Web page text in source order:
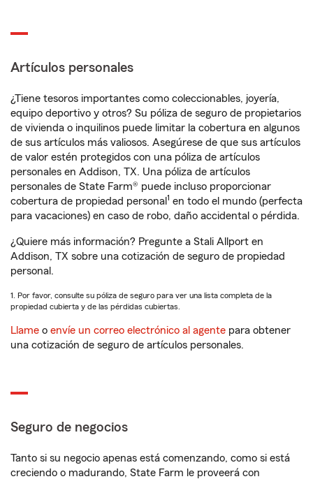
Artículos personales
¿Tiene tesoros importantes como coleccionables, joyería,
equipo deportivo y otros? Su póliza de seguro de propietarios
de vivienda o inquilinos puede limitar la cobertura en algunos
de sus artículos más valiosos. Asegúrese de que sus artículos
de valor estén protegidos con una póliza de artículos
personales en Addison, TX. Una póliza de artículos
personales de State Farm® puede incluso proporcionar
cobertura de propiedad personal 1 en todo el mundo (perfecta
para vacaciones) en caso de robo, daño accidental o pérdida.
¿Quiere más información? Pregunte a Stali Allport en
Addison, TX sobre una cotización de seguro de propiedad
personal.
1. Por favor, consulte su póliza de seguro para ver una lista completa de la
propiedad cubierta y de las pérdidas cubiertas.
Llame o envíe un correo electrónico al agente para obtener
una cotización de seguro de artículos personales.
Seguro de negocios
Tanto si su negocio apenas está comenzando, como si está
creciendo o madurando, State Farm le proveerá con